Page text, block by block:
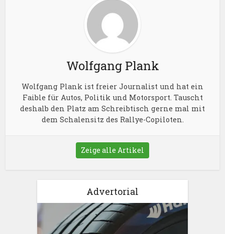
Wolfgang Plank
Wolfgang Plank ist freier Journalist und hat ein
Faible für Autos, Politik und Motorsport. Tauscht
deshalb den Platz am Schreibtisch gerne mal mit
dem Schalensitz des Rallye-Copiloten.
Zeige alle Artikel
Advertorial